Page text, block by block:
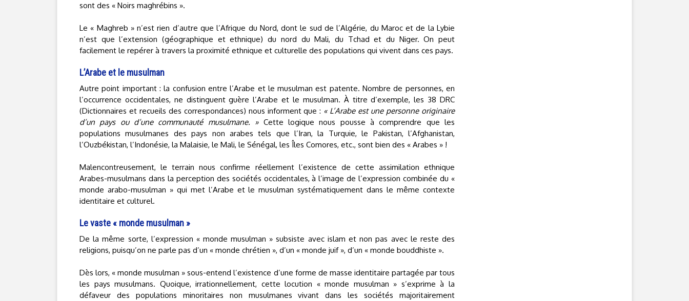
sont des « Noirs maghrébins ».
Le « Maghreb » n’est rien d’autre que l’Afrique du Nord, dont le sud de l’Algérie, du Maroc et de la Lybie
n’est que l’extension (géographique et ethnique) du nord du Mali, du Tchad et du Niger. On peut
facilement le repérer à travers la proximité ethnique et culturelle des populations qui vivent dans ces pays.
L’Arabe et le musulman
Autre point important : la confusion entre l’Arabe et le musulman est patente. Nombre de personnes, en
l’occurrence occidentales, ne distinguent guère l’Arabe et le musulman. À titre d’exemple, les 38 DRC
(Dictionnaires et recueils des correspondances) nous informent que : « L’Arabe est une personne originaire
d’un pays ou d’une communauté musulmane. »Cette logique nous pousse à comprendre que les
populations musulmanes des pays non arabes tels que l’Iran, la Turquie, le Pakistan, l’Afghanistan,
l’Ouzbékistan, l’Indonésie, la Malaisie, le Mali, le Sénégal, les Îles Comores, etc., sont bien des « Arabes » !
Malencontreusement, le terrain nous confirme réellement l’existence de cette assimilation ethnique
Arabes-musulmans dans la perception des sociétés occidentales, à l’image de l’expression combinée du «
monde arabo-musulman » qui met l’Arabe et le musulman systématiquement dans le même contexte
identitaire et culturel.
Le vaste « monde musulman »
De la même sorte, l’expression « monde musulman » subsiste avec islam et non pas avec le reste des
religions, puisqu’on ne parle pas d’un « monde chrétien », d’un « monde juif », d’un « monde bouddhiste ».
Dès lors, « monde musulman » sous-entend l’existence d’une forme de masse identitaire partagée par tous
les pays musulmans. Quoique, irrationnellement, cette locution « monde musulman » s’exprime à la
défaveur des populations minoritaires non musulmanes vivant dans les sociétés majoritairement